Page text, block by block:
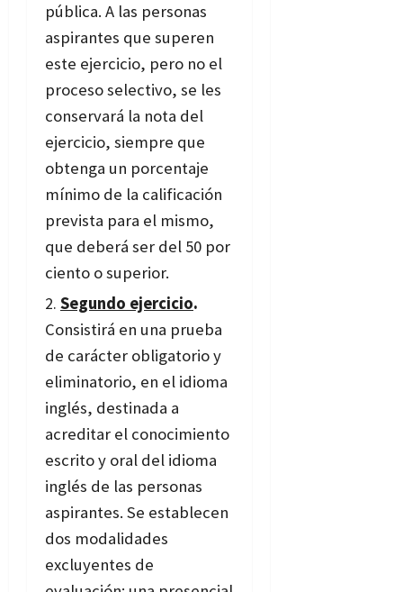
pública. A las personas
aspirantes que superen
este ejercicio, pero no el
proceso selectivo, se les
conservará la nota del
ejercicio, siempre que
obtenga un porcentaje
mínimo de la calificación
prevista para el mismo,
que deberá ser del 50 por
ciento o superior.
Segundo ejercicio.
Consistirá en una prueba
de carácter obligatorio y
eliminatorio, en el idioma
inglés, destinada a
acreditar el conocimiento
escrito y oral del idioma
inglés de las personas
aspirantes. Se establecen
dos modalidades
excluyentes de